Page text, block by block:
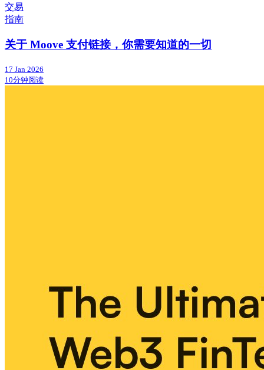
交易
指南
关于 Moove 支付链接，你需要知道的一切
17 Jan 2026
10分钟阅读